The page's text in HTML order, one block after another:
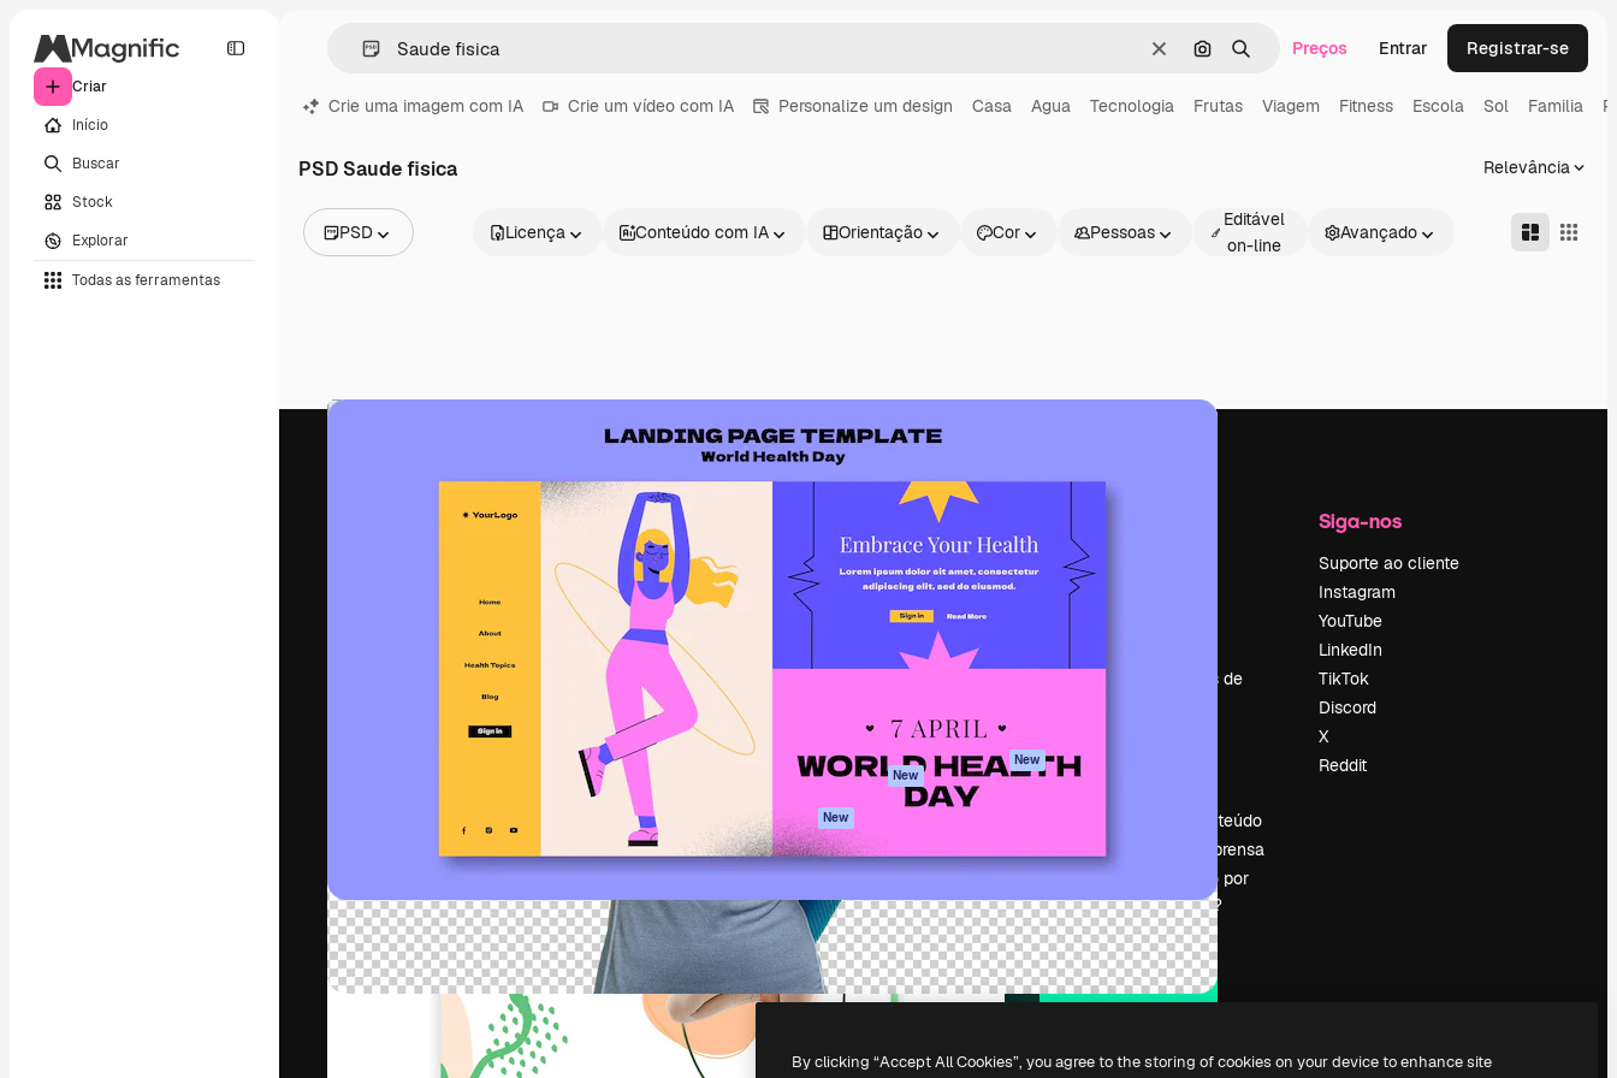
Criar
Início
Buscar
Stock
Explorar
Todas as ferramentas
LimparPesquisar por imagem
BuscarPreços Entrar Registrar-se
Crie uma imagem com IA Crie um vídeo com IA Personalize um design Casa Agua Tecnologia Frutas Viagem Fitness Escola Sol Familia
PSD Saude fisica Relevância
PSD
Vídeos
Licença Conteúdo com IA Orientação Cor Pessoas
Editável
on-line
Avançado
A plataforma criativa para você direcionar
seu melhor trabalho. Mais de 1 milhão de
assinantes entre criativos, empresas,
agências e estúdios.
Português
Spaces
Assistente de IA
Gerador de vídeos
Conteúdo de stock
MCP para
New
Agentes New
API
App móvel
Todas as
ferramentas
Começar
Academy
Documentação
Atendimento
Termos e
condições
privacidade
Originais New
Política de cookies
Afiliados
Empresas
Tendências de
Vender conteúdo
Sala de imprensa
Procurando por
magnific.ai?
Siga-nos
Suporte ao cliente
Instagram
YouTube
LinkedIn
TikTok
Discord
X
Reddit
Copyright © 2010- 2026 Freepik Company S.L.U.Todos os direitos reservados.
By clicking “Accept All Cookies”, you agree to the storing of cookies on your device to enhance site